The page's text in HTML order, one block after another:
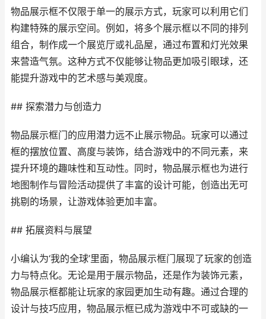
物品展示框不仅限于单一的展示方式，玩家可以利用它们
构建特殊的展示空间。例如，将多个展示框以不同的排列
组合，制作成一个展览厅或礼品屋，通过布置和灯光效果
来营造气氛。这种方式不仅能够让物品更加吸引眼球，还
能提升游戏中的艺术感与美观度。
## 探索潜力与创造力
物品展示框门的应用潜力远不止展示物品。玩家可以通过
框的摆放位置、高度与装饰，结合游戏中的不同元素，来
提升环境的趣味性和互动性。同时，物品展示框也为进行
地图制作与冒险活动提供了丰富的设计可能，创造出无可
挑剔的场景，让游戏体验更加丰富。
## 拓展资料与展望
小编认为‘我的全球’里面，物品展示框门展现了玩家的创造
力与特点化。无论是用于展示物品，还是作为装饰元素，
物品展示框都能让玩家的家园更加生动有趣。通过合理的
设计与技巧应用，物品展示框已成为游戏中不可或缺的一